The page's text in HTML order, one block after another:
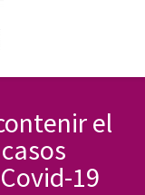
el
19